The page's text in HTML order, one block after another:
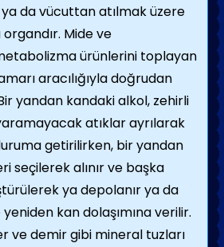
da vücuttan atılmak üzere
organdır. Mide ve
ürünlerini toplayan
aracılığıyla doğrudan
yandan kandaki alkol, zehirli
atıklar ayrılarak
getirilirken, bir yandan
seçilerek alınır ve başka
ya depolanır ya da
kan dolaşımına verilir.
ve demir gibi mineral tuzları